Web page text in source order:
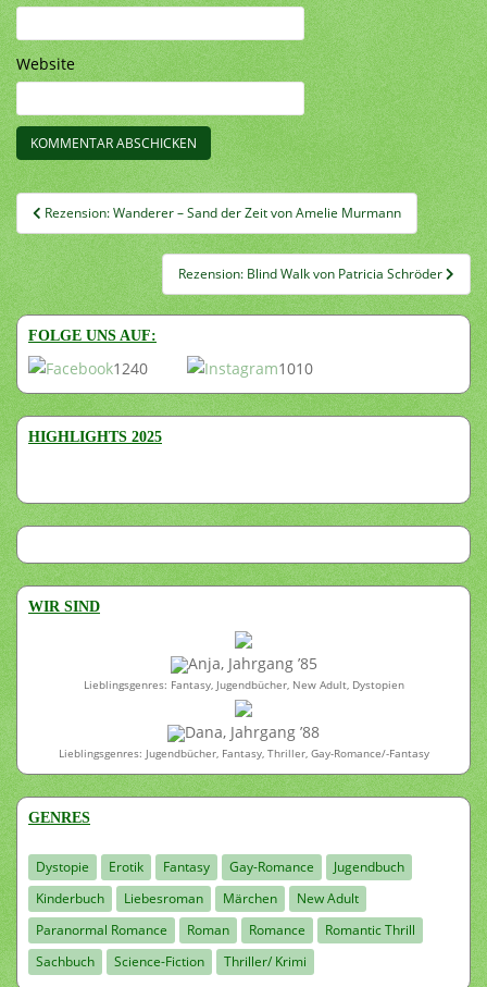
Website
Beitragsnavigation
Rezension: Wanderer – Sand der Zeit von Amelie Murmann
Rezension: Blind Walk von Patricia Schröder
FOLGE UNS AUF:
1240 1010
HIGHLIGHTS 2025
WIR SIND
Anja, Jahrgang ’85
Lieblingsgenres: Fantasy, Jugendbücher, New Adult, Dystopien
Dana, Jahrgang ’88
Lieblingsgenres: Jugendbücher, Fantasy, Thriller, Gay-Romance/-Fantasy
GENRES
Dystopie Erotik Fantasy Gay-Romance
Jugendbuch
Kinderbuch
Liebesroman Märchen
New Adult
Paranormal Romance
Roman Romance
Romantic Thrill
Sachbuch
Science-Fiction Thriller/ Krimi